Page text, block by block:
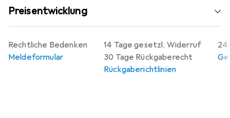
Preisentwicklung
14 Tage gesetzl. Widerruf
30 Tage Rückgaberecht
Rückgaberichtlinien
24
Rechtliche Bedenken
Meldeformular